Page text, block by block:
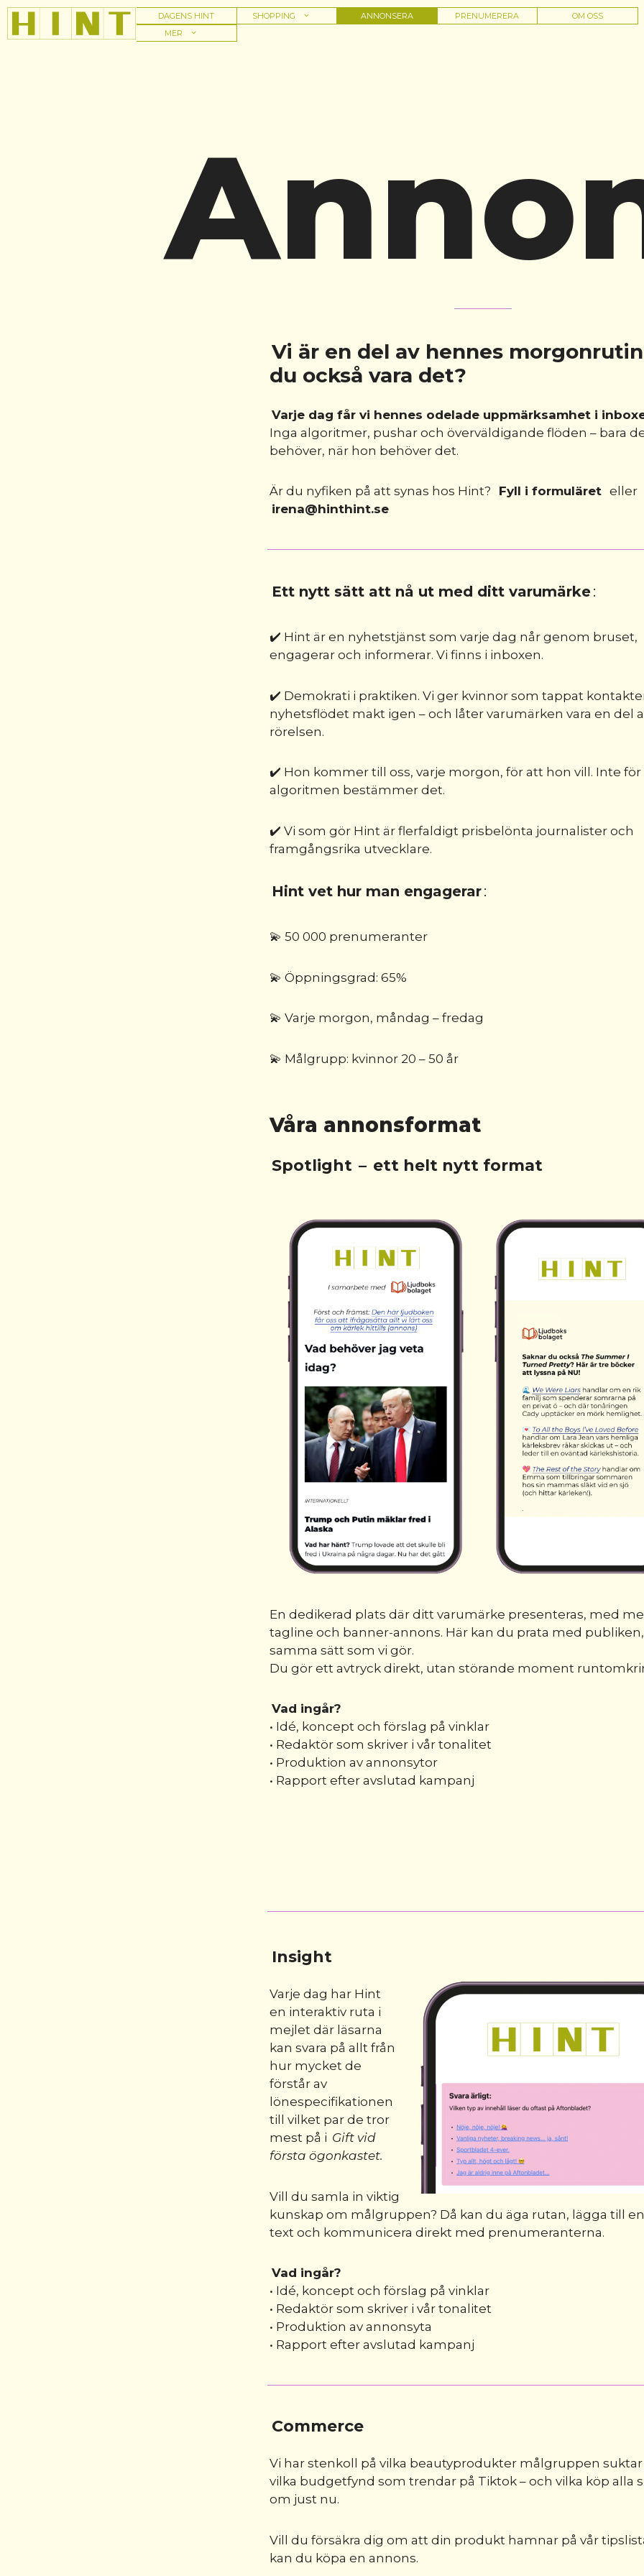
Hoppa
innehåll
DAGENS HINT SHOPPING ANNONSERA PRENUMERERA
OM OSS
MER
Vi är en del av hennes
du också vara det?
Varje dag får vi hennes odelade uppmärksamhet i
Inga algoritmer, pushar och överväldigande flöden – bara
behöver, när hon behöver det.
Är du nyfiken på att synas hos Hint? Fyll i formuläret eller
irena@hinthint.se
Ett nytt sätt att nå ut med ditt varumärke:
✔️ Hint är en nyhetstjänst som varje dag når genom bruset,
engagerar och informerar. Vi finns i inboxen.
✔️ Demokrati i praktiken. Vi ger kvinnor som tappat
nyhetsflödet makt igen – och låter varumärken vara en del
rörelsen.
✔️ Hon kommer till oss, varje morgon, för att hon vill. Inte
algoritmen bestämmer det.
✔️ Vi som gör Hint är flerfaldigt prisbelönta journalister och
framgångsrika utvecklare.
Hint vet hur man engagerar:
💫 50 000 prenumeranter
💫 Öppningsgrad: 65%
💫 Varje morgon, måndag – fredag
💫 Målgrupp: kvinnor 20 – 50 år
Våra annonsformat
Spotlight – ett helt nytt format
En dedikerad plats där ditt varumärke presenteras, med
tagline och banner-annons. Här kan du prata med
samma sätt som vi gör.
Du gör ett avtryck direkt, utan störande moment
Vad ingår?
• Idé, koncept och förslag på vinklar
• Redaktör som skriver i vår tonalitet
• Produktion av annonsytor
• Rapport efter avslutad kampanj
Insight
Varje dag har Hint
en interaktiv ruta i
mejlet där läsarna
kan svara på allt från
hur mycket de
förstår av
lönespecifikationen
till vilket par de tror
mest på i Gift vid
första ögonkastet.
Vill du samla in viktig
kunskap om målgruppen? Då kan du äga rutan, lägga till
text och kommunicera direkt med prenumeranterna.
Vad ingår?
• Idé, koncept och förslag på vinklar
• Redaktör som skriver i vår tonalitet
• Produktion av annonsyta
• Rapport efter avslutad kampanj
Commerce
Vi har stenkoll på vilka beautyprodukter målgruppen
vilka budgetfynd som trendar på Tiktok – och vilka köp alla
om just nu.
Vill du försäkra dig om att din produkt hamnar på vår
kan du köpa en annons.